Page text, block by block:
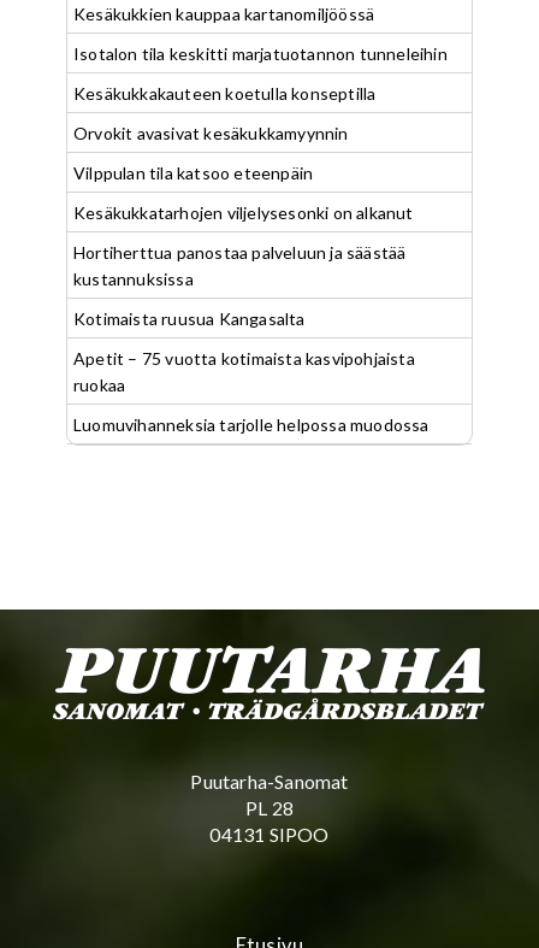
Kesäkukkien kauppaa kartanomiljöössä
Isotalon tila keskitti marjatuotannon tunneleihin
Kesäkukkakauteen koetulla konseptilla
Orvokit avasivat kesäkukkamyynnin
Vilppulan tila katsoo eteenpäin
Kesäkukkatarhojen viljelysesonki on alkanut
Hortiherttua panostaa palveluun ja säästää
kustannuksissa
Kotimaista ruusua Kangasalta
Apetit – 75 vuotta kotimaista kasvipohjaista
ruokaa
Luomuvihanneksia tarjolle helpossa muodossa
Puutarha-Sanomat
PL 28
04131 SIPOO